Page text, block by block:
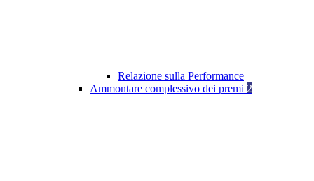
Relazione sulla Performance
Ammontare complessivo dei premi 2